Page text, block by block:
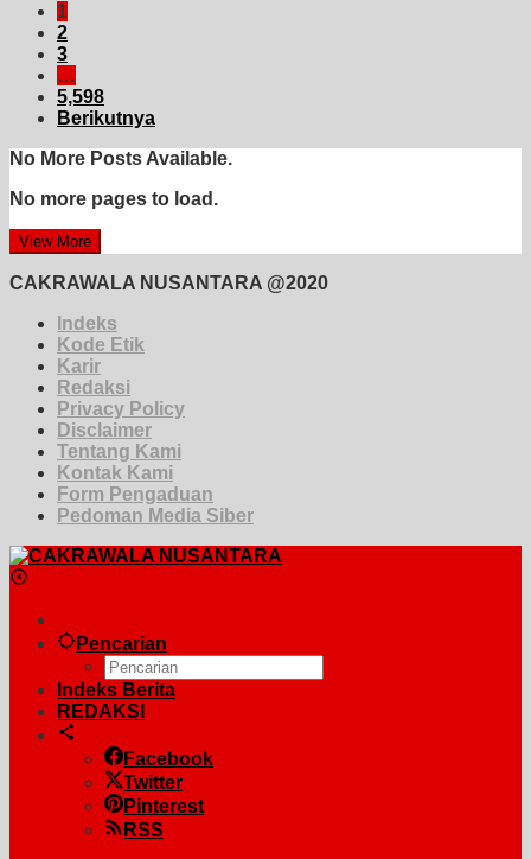
1
2
3
…
5,598
Berikutnya
No More Posts Available.
No more pages to load.
View More
CAKRAWALA NUSANTARA @2020
Indeks
Kode Etik
Karir
Redaksi
Privacy Policy
Disclaimer
Tentang Kami
Kontak Kami
Form Pengaduan
Pedoman Media Siber
Pencarian
Indeks Berita
REDAKSI
Facebook
Twitter
Pinterest
RSS